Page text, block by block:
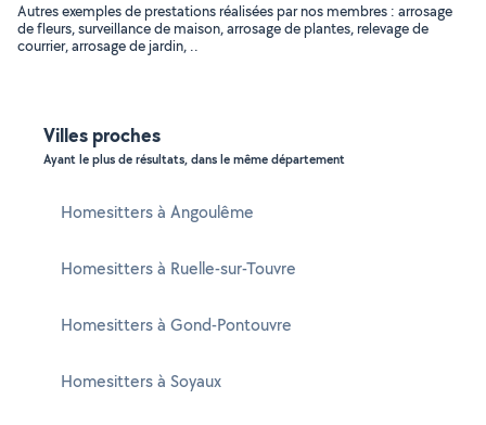
Autres exemples de prestations réalisées par nos membres : arrosage
de fleurs, surveillance de maison, arrosage de plantes, relevage de
courrier, arrosage de jardin, ..
Villes proches
Ayant le plus de résultats, dans le même département
Homesitters à Angoulême
Homesitters à Ruelle-sur-Touvre
Homesitters à Gond-Pontouvre
Homesitters à Soyaux